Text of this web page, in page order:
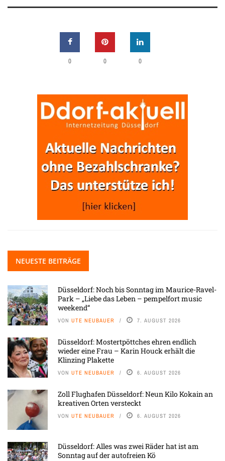
0 0 0
NEUESTE BEITRÄGE
Düsseldorf: Noch bis Sonntag im Maurice-Ravel-
Park – „Liebe das Leben – pempelfort music
weekend“
VON UTE NEUBAUER 7. AUGUST 2026
Düsseldorf: Mostertpöttches ehren endlich
wieder eine Frau – Karin Houck erhält die
Klinzing Plakette
VON UTE NEUBAUER 6. AUGUST 2026
Zoll Flughafen Düsseldorf: Neun Kilo Kokain an
kreativen Orten versteckt
VON UTE NEUBAUER 6. AUGUST 2026
Düsseldorf: Alles was zwei Räder hat ist am
Sonntag auf der autofreien Kö